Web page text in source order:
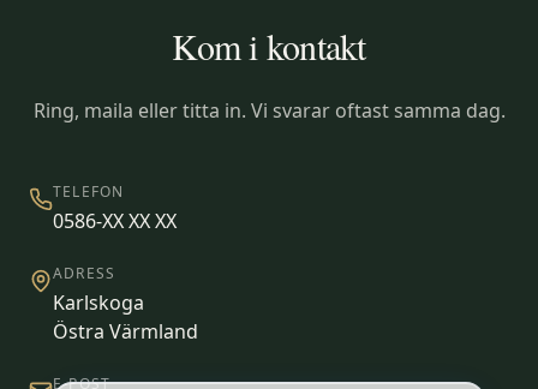
Kom i kontakt
Ring, maila eller titta in. Vi svarar oftast samma dag.
TELEFON
0586-XX XX XX
ADRESS
Karlskoga
Östra Värmland
E-POST